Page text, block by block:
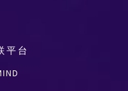
平台